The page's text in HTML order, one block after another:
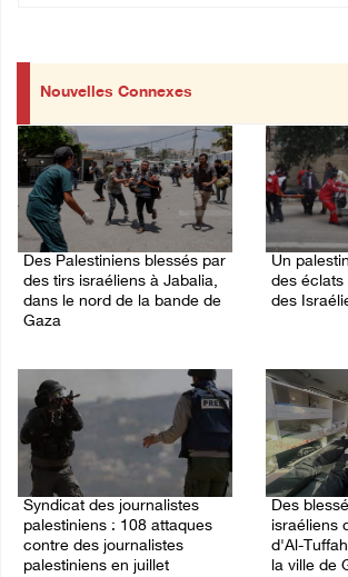
Nouvelles Connexes
Des Palestiniens blessés par
des tirs israéliens à Jabalia,
dans le nord de la bande de
Gaza
Un
des
des
Syndicat des journalistes
palestiniens : 108 attaques
contre des journalistes
palestiniens en juillet
Des
israéliens
d'Al-
la ville de